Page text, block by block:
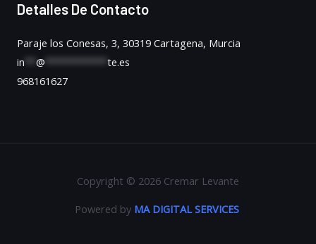
Detalles De Contacto
Paraje los Conesas, 3, 30319 Cartagena, Murcia
in
@
te.es
968161627
Copyright © 2026 Cremar Levante
Powered by MA DIGITAL SERVICES